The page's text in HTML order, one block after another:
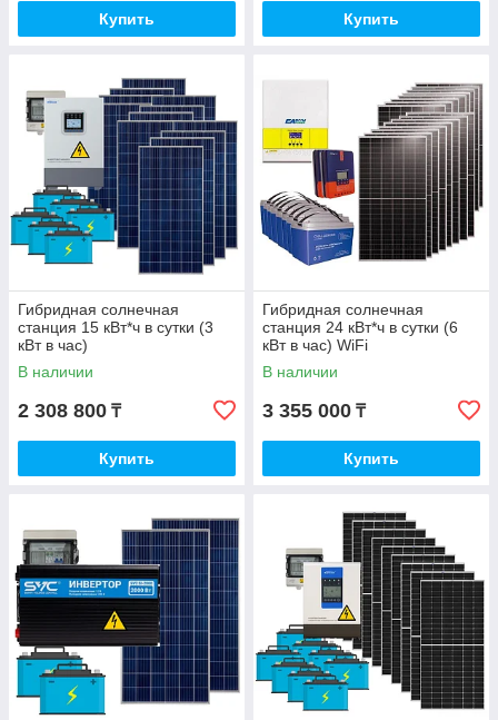
Купить Купить
Гибридная солнечная
станция 15 кВт*ч в сутки (3
кВт в час)
В наличии
2 308 800 ₸
Купить
Гибридная солнечная
станция 24 кВт*ч в сутки (6
кВт в час) WiFi
В наличии
3 355 000 ₸
Купить